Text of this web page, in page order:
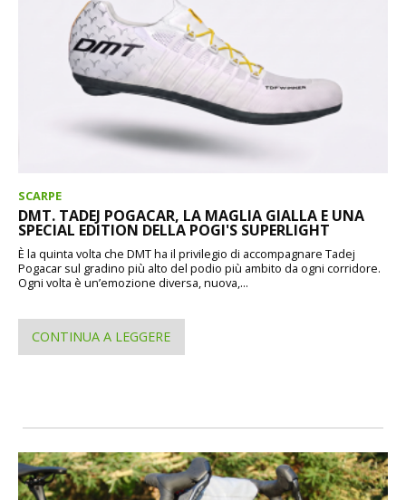
SCARPE
DMT. TADEJ POGACAR, LA MAGLIA GIALLA E UNA
SPECIAL EDITION DELLA POGI'S SUPERLIGHT
È la quinta volta che DMT ha il privilegio di accompagnare Tadej
Pogacar sul gradino più alto del podio più ambito da ogni corridore.
Ogni volta è un’emozione diversa, nuova,...
CONTINUA A LEGGERE